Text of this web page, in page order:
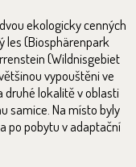
ekologicky cenných
les (Biosphärenpark
(Wildnisgebiet
vypouštěni ve
druhé lokalitě v oblasti
samice. Na místo byly
po pobytu v adaptační